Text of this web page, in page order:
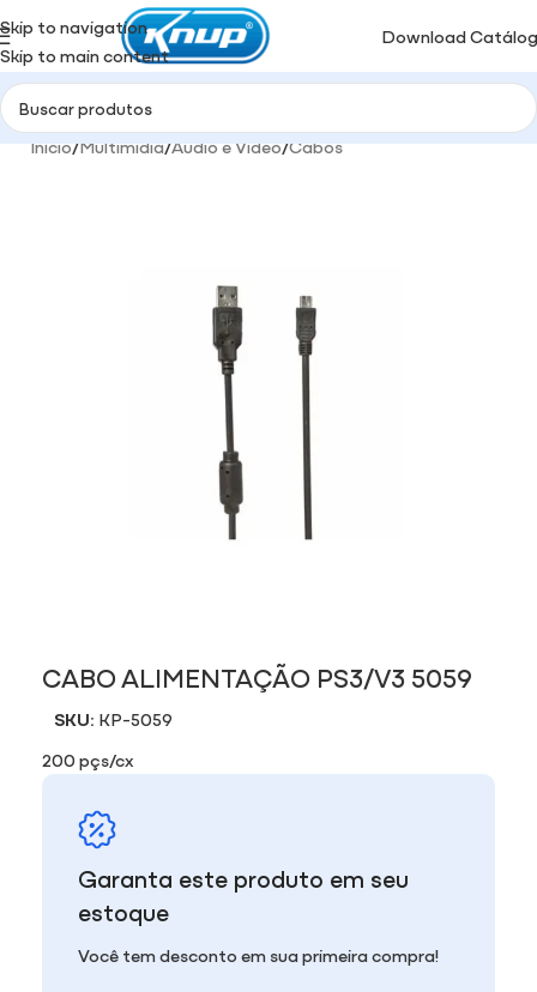
Skip to navigation
Skip to main content
Download
Início/Multimidia/Áudio e Video/Cabos
CABO ALIMENTAÇÃO PS3/V3 5059
SKU: KP-5059
200 pçs/cx
Garanta este produto em seu
estoque
Você tem desconto em sua primeira compra!